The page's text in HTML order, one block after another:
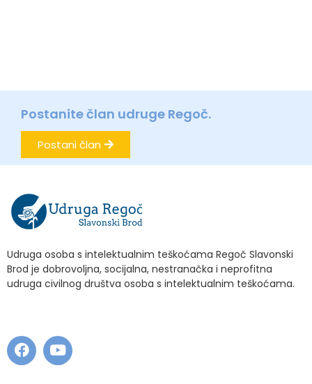
Postanite član udruge Regoč.
Postani član
Udruga osoba s intelektualnim teškoćama Regoč Slavonski
Brod je dobrovoljna, socijalna, nestranačka i neprofitna
udruga civilnog društva osoba s intelektualnim teškoćama.